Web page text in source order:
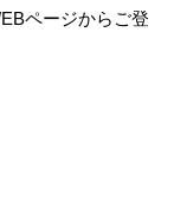
ページからご登